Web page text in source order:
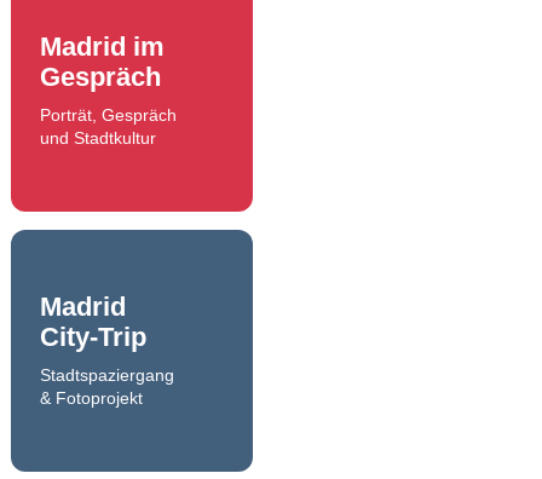
Madrid im
Gespräch
Porträt, Gespräch
und Stadtkultur
Madrid
City-Trip
Stadtspaziergang
& Fotoprojekt